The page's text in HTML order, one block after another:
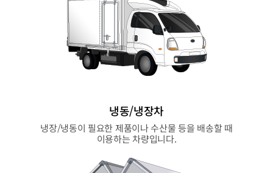
냉동/냉장차
냉장/냉동이 필요한 제품이나 수산물 등을 배송할 때
이용하는 차량입니다.